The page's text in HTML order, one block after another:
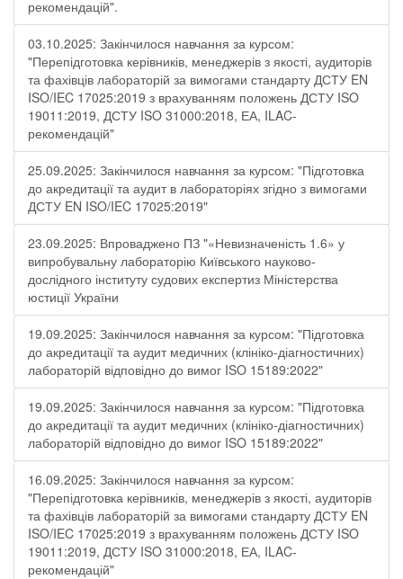
рекомендацій".
03.10.2025: Закінчилося навчання за курсом:
"Перепідготовка керівників, менеджерів з якості, аудиторів
та фахівців лабораторій за вимогами стандарту ДСТУ EN
ISO/IEC 17025:2019 з врахуванням положень ДСТУ ISO
19011:2019, ДСТУ ISO 31000:2018, ЕА, ILAC-
рекомендацій"
25.09.2025: Закінчилося навчання за курсом: "Підготовка
до акредитації та аудит в лабораторіях згідно з вимогами
ДСТУ EN ISO/IEC 17025:2019"
23.09.2025: Впроваджено ПЗ "«Невизначеність 1.6» у
випробувальну лабораторію Київського науково-
дослідного інституту судових експертиз Міністерства
юстиції України
19.09.2025: Закінчилося навчання за курсом: "Підготовка
до акредитації та аудит медичних (клініко-діагностичних)
лабораторій відповідно до вимог ISO 15189:2022"
19.09.2025: Закінчилося навчання за курсом: "Підготовка
до акредитації та аудит медичних (клініко-діагностичних)
лабораторій відповідно до вимог ISO 15189:2022"
16.09.2025: Закінчилося навчання за курсом:
"Перепідготовка керівників, менеджерів з якості, аудиторів
та фахівців лабораторій за вимогами стандарту ДСТУ EN
ISO/IEC 17025:2019 з врахуванням положень ДСТУ ISO
19011:2019, ДСТУ ISO 31000:2018, ЕА, ILAC-
рекомендацій"